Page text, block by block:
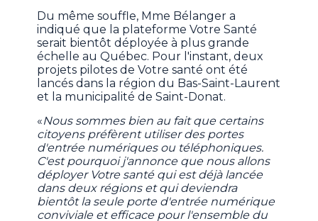
Du même souffle, Mme Bélanger a
indiqué que la plateforme Votre Santé
serait bientôt déployée à plus grande
échelle au Québec. Pour l'instant, deux
projets pilotes de Votre santé ont été
lancés dans la région du Bas-Saint-Laurent
et la municipalité de Saint-Donat.
«Nous sommes bien au fait que certains
citoyens préfèrent utiliser des portes
d'entrée numériques ou téléphoniques.
C'est pourquoi j'annonce que nous allons
déployer Votre santé qui est déjà lancée
dans deux régions et qui deviendra
bientôt la seule porte d'entrée numérique
conviviale et efficace pour l'ensemble du